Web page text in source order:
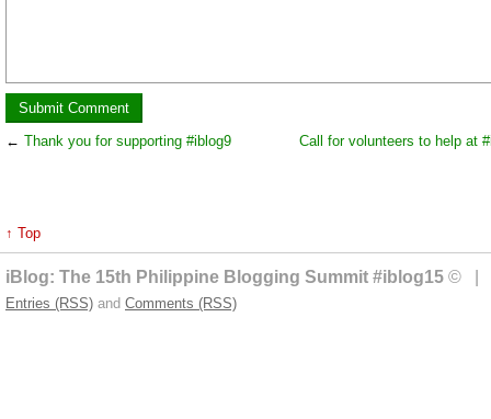
← Thank you for supporting #iblog9 Call for volunteers to help at
↑ Top
iBlog: The 15th Philippine Blogging Summit #iblog15 © |
Entries (RSS) and Comments (RSS)